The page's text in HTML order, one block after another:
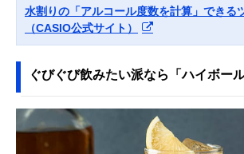
水割りの「アルコール度数を計算」できる
（CASIO公式サイト）
ぐびぐび飲みたい派なら「ハイボール